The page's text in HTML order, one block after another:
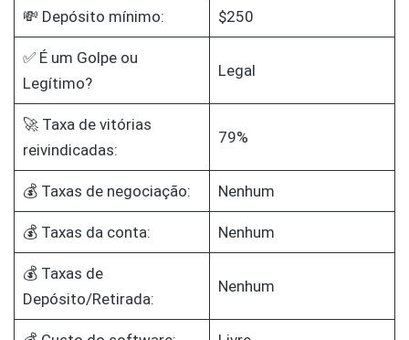
💸 Depósito mínimo: $250
✅ É um Golpe ou
Legítimo?
Legal
🚀 Taxa de vitórias
reivindicadas:
79%
💰 Taxas de negociação: Nenhum
💰 Taxas da conta: Nenhum
💰 Taxas de
Depósito/Retirada:
Nenhum